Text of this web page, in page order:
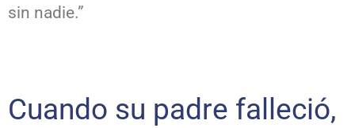
sin nadie.”
Cuando su padre falleció,